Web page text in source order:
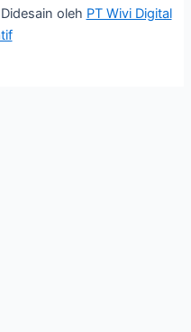
oleh PT Wivi Digital